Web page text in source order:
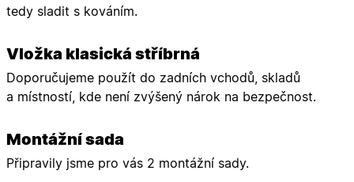
tedy sladit s kováním.
Vložka klasická stříbrná
Doporučujeme použít do zadních vchodů, skladů
a místností, kde není zvýšený nárok na bezpečnost.
Montážní sada
Připravily jsme pro vás 2 montážní sady.
Nezbytně nutné cookies
Analytické cookies
Nezbytně nutné soubory cookie umožňují základní
funkce webových stránek, jako je přihlášení
uživatele a správa účtu. Webové stránky nelze bez